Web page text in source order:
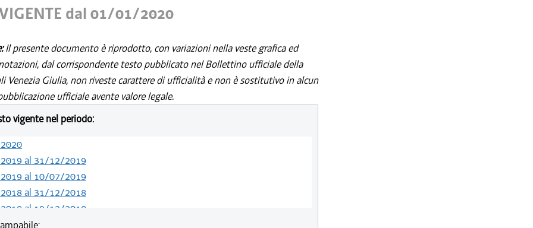
dal 01/01/2020
Il presente documento è riprodotto, con variazioni nella veste grafica ed
dal corrispondente testo pubblicato nel Bollettino ufficiale della
Venezia Giulia, non riveste carattere di ufficialità e non è sostitutivo in alcun
ufficiale avente valore legale.
vigente nel periodo:
al 31/12/2019
al 10/07/2019
al 31/12/2018
al 19/12/2018
al 07/11/2018